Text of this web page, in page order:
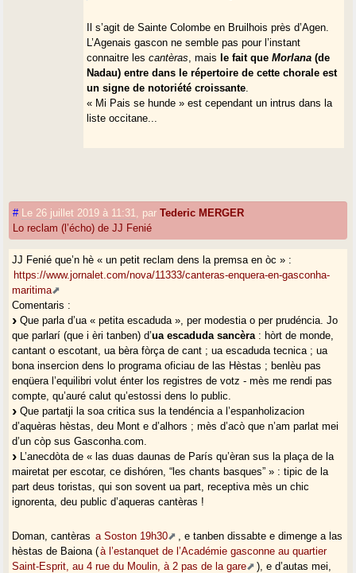
Il s’agit de Sainte Colombe en Bruilhois près d’Agen.
L’Agenais gascon ne semble pas pour l’instant
connaitre lescantèras , mais le fait queMorlana (de
Nadau) entre dans le répertoire de cette chorale est
un signe de notoriété croissante
« Mi Pais se hunde » est cependant un intrus dans la
liste occitane...
# Le 26 juillet 2019 à 11:31 parTederic MERGER
Lo reclam (l’écho) de JJ Fenié
JJ Fenié que’n hè « un petit reclam dens la premsa en òc » :
https://www.jornalet.com/nova/11333/canteras-enquera-en-gasconha-
maritima
Comentaris :
Que parla d’ua « petita escaduda », per modestia o per prudéncia. Jo
que parlarí (que i èri tanben) d’ua escaduda sancèra : hòrt de monde,
cantant o escotant, ua bèra fòrça de cant ; ua escaduda tecnica ; ua
bona insercion dens lo programa oficiau de las Hèstas ; benlèu pas
enqüera l’equilibri volut énter los registres de votz - mès me rendi pas
compte, qu’auré calut qu’estossi dens lo public.
Que partatji la soa critica sus la tendéncia a l’espanholizacion
d’aquèras hèstas, deu Mont e d’alhors ; mès d’acò que n’am parlat mei
d’un còp sus Gasconha.com.
L’anecdòta de « las duas daunas de París qu’èran sus la plaça de la
mairetat per escotar, ce dishóren, “les chants basques” » : tipic de la
part deus toristas, qui son sovent ua part, receptiva mès un chic
ignorenta, deu public d’aqueras cantèras !
Doman, cantèras a Soston 19h30
, e tanben dissabte e dimenge a las
hèstas de Baiona (à l’estanquet de l’Académie gasconne au quartier
Saint-Esprit, au 4 rue du Moulin, à 2 pas de la gare
), e d’autas mei,